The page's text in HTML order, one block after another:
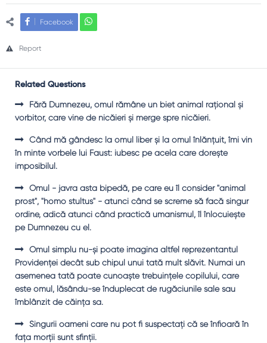
Facebook
Report
Related Questions
Fără Dumnezeu, omul rămâne un biet animal raţional şi
vorbitor, care vine de nicăieri şi merge spre nicăieri.
Când mă gândesc la omul liber şi la omul înlănţuit, îmi vin
în minte vorbele lui Faust: iubesc pe acela care doreşte
imposibilul.
Omul - javra asta bipedă, pe care eu îl consider "animal
prost", "homo stultus" - atunci când se screme să facă singur
ordine, adică atunci când practică umanismul, îl înlocuieşte
pe Dumnezeu cu el.
Omul simplu nu-şi poate imagina altfel reprezentantul
Providenţei decât sub chipul unui tată mult slăvit. Numai un
asemenea tată poate cunoaşte trebuinţele copilului, care
este omul, lăsându-se înduplecat de rugăciunile sale sau
îmblânzit de căinţa sa.
Singurii oameni care nu pot fi suspectaţi că se înfioară în
faţa morţii sunt sfinţii.